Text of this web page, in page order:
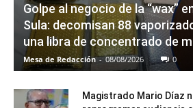
Golpe al negocio de la “wax”
Sula: decomisan 88
una libra de concentrado de
Mesa de Redacción - 08/08/2026 0
Magistrado Mario Díaz